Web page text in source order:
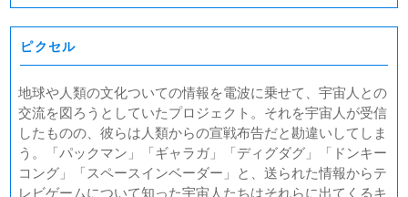
ピクセル
地球や人類の文化ついての情報を電波に乗せて、宇宙人との
交流を図ろうとしていたプロジェクト。それを宇宙人が受信
したものの、彼らは人類からの宣戦布告だと勘違いしてしま
う。「パックマン」「ギャラガ」「ディグダグ」「ドンキー
コング」「スペースインベーダー」と、送られた情報からテ
レビゲームについて知った宇宙人たちはそれらに出てくるキ